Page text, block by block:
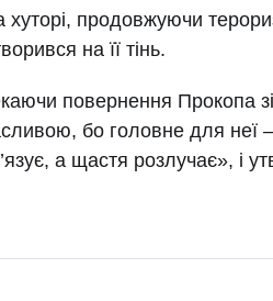
хуторі, продовжуючи
на її тінь.
повернення Прокопа
бо головне для неї
а щастя розлучає», і